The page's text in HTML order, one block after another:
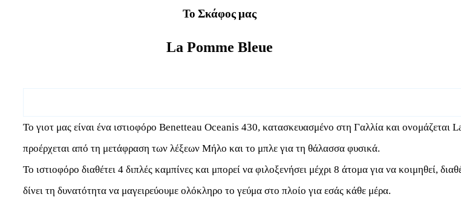
Το Σκάφος μας
La Pomme Bleue
Το γιοτ μας είναι ένα ιστιοφόρο Benetteau Oceanis 430, κατασκευασμένο στη Γαλλία και
προέρχεται από τη μετάφραση των λέξεων Μήλο και το μπλε για τη θάλασσα φυσικά.
Το ιστιοφόρο διαθέτει 4 διπλές καμπίνες και μπορεί να φιλοξενήσει μέχρι 8 άτομα για να κοιμηθεί,
δίνει τη δυνατότητα να μαγειρεύουμε ολόκληρο το γεύμα στο πλοίο για εσάς κάθε μέρα.